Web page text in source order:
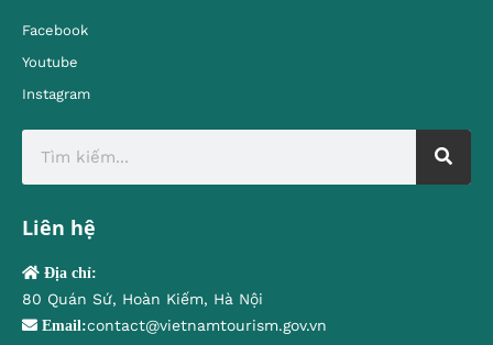
Facebook
Youtube
Instagram
Liên hệ
Địa chỉ:
80 Quán Sứ, Hoàn Kiếm, Hà Nội
Email:contact@vietnamtourism.gov.vn